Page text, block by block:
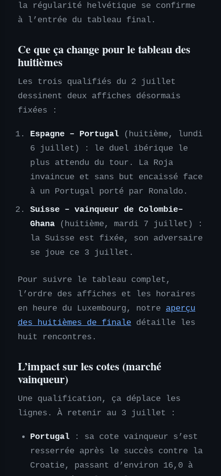
la régularité helvétique se confirme
à l’entrée du tableau final.
Ce que ça change pour le tableau des
huitièmes
Les trois qualifiés du 2 juillet
dessinent deux affiches désormais
fixées :
Espagne – Portugal (huitième, lundi
6 juillet) : le duel ibérique le
plus attendu du tour. La Roja
invaincue et sans but encaissé face
à un Portugal porté par Ronaldo.
Suisse – vainqueur de Colombie–
Ghana (huitième, mardi 7 juillet) :
la Suisse est fixée, son adversaire
se joue ce 3 juillet.
Pour suivre le tableau complet,
l’ordre des affiches et les horaires
en heure du Luxembourg, notre aperçu
des huitièmes de finale détaille les
huit rencontres.
L’impact sur les cotes (marché
vainqueur)
Une qualification, ça déplace les
lignes. À retenir au 3 juillet :
Portugal : sa cote vainqueur s’est
resserrée après le succès contre la
Croatie, passant d’environ 16,0 à